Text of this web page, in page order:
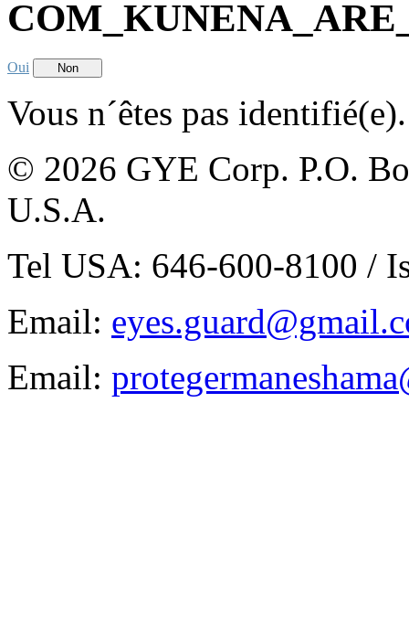
Oui Non
Vous n´êtes pas identifié(e).
© 2026 GYE Corp. P.O.
U.S.A.
Tel USA: 646-600-8100 /
Email:
Email: